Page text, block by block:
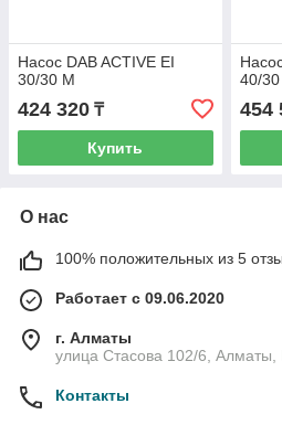
Насос DAB ACTIVE EI
30/30 M
424 320 ₸
Купить
40/30
454
О нас
100% положительных из 5
Работает с 09.06.2020
г. Алматы
улица Стасова 102/6, Алматы,
Контакты